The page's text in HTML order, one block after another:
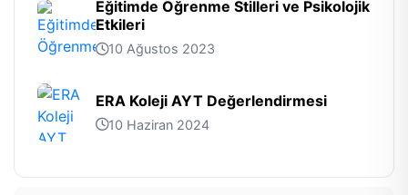
Eğitimde Öğrenme Stilleri ve Psikolojik
Etkileri
10 Ağustos 2023
ERA Koleji AYT Değerlendirmesi
10 Haziran 2024